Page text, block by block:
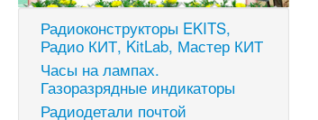
Радиоконструкторы EKITS,
Радио КИТ, KitLab, Мастер КИТ
Часы на лампах.
Газоразрядные индикаторы
Радиодетали почтой